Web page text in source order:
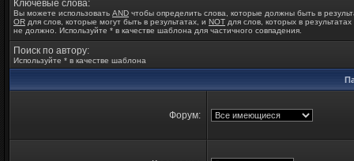
Ключевые слова:
Вы можете использовать AND чтобы определить слова, которые должны быть в
OR для слов, которые могут быть в результатах, и NOT для слов, которых в
не должно. Используйте * в качестве шаблона для частичного совпадения.
Поиск по автору:
Используйте * в качестве шаблона
Форум: